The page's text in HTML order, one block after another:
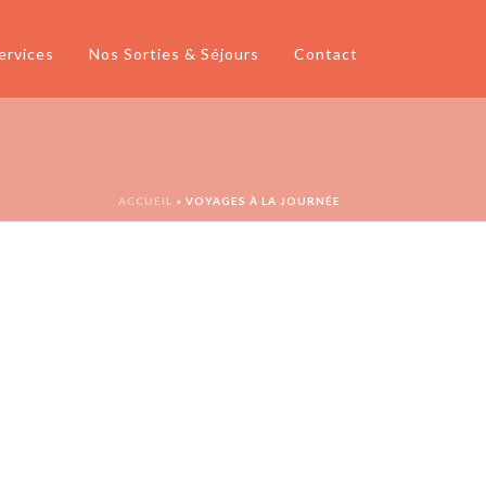
Nos Sorties & Séjours Contact
ACCUEIL » VOYAGES À LA JOURNÉE